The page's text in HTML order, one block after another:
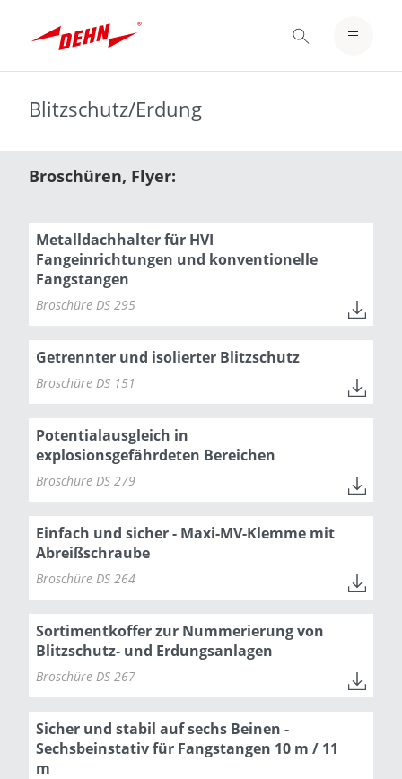
content
EINLOGGEN / REGISTRIEREN
Blitzschutz/Erdung
Broschüren, Flyer:
Metalldachhalter für HVI
Fangeinrichtungen und konventionelle
Fangstangen
Broschüre DS 295
Getrennter und isolierter Blitzschutz
Broschüre DS 151
Potentialausgleich in
explosionsgefährdeten Bereichen
Broschüre DS 279
Einfach und sicher - Maxi-MV-Klemme mit
Abreißschraube
Broschüre DS 264
Sortimentkoffer zur Nummerierung von
Blitzschutz- und Erdungsanlagen
Broschüre DS 267
Sicher und stabil auf sechs Beinen -
Sechsbeinstativ für Fangstangen 10 m / 11
m